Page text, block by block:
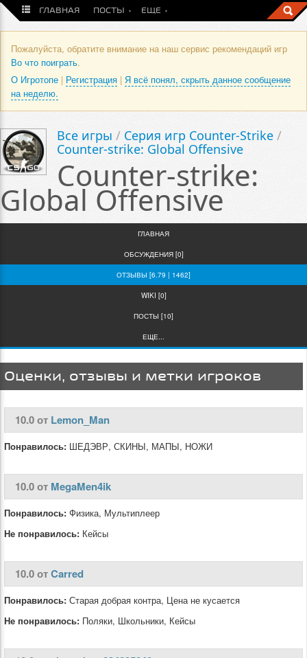
ГЛАВНАЯ ПОСТЫ ЕЩЕ
Пожалуйста, обратите внимание на наш сервис рекомендаций игр
Во что поиграть.
О Игротопе | Регистрация | Я всё понял, скрыть данное сообщение
на неделю.
Все игры / Серия игр Counter-Strike /
Counter-strike: Global Offensive
Counter-strike:
Global Offensive
ГЛАВНАЯ
ОБСУЖДЕНИЯ [0]
ОТЗЫВЫ [6.79 | 1462]
WIKI [0]
ПОСТЫ [10]
ЕЩЕ...
Оценки, отзывы и метки игроков
10.0 от Lemon_Man
Понравилось: ШЕДЭВР, СКИНЫ, МАПЫ, НОЖИ
10.0 от MegaMen4ik
Понравилось: Физика, Мультиплеер
Не понравилось: Кейсы
10.0 отCarred
Понравилось: Старая добрая контра, Цена не кусается
Не понравилось: Поляки, Школьники, Кейсы